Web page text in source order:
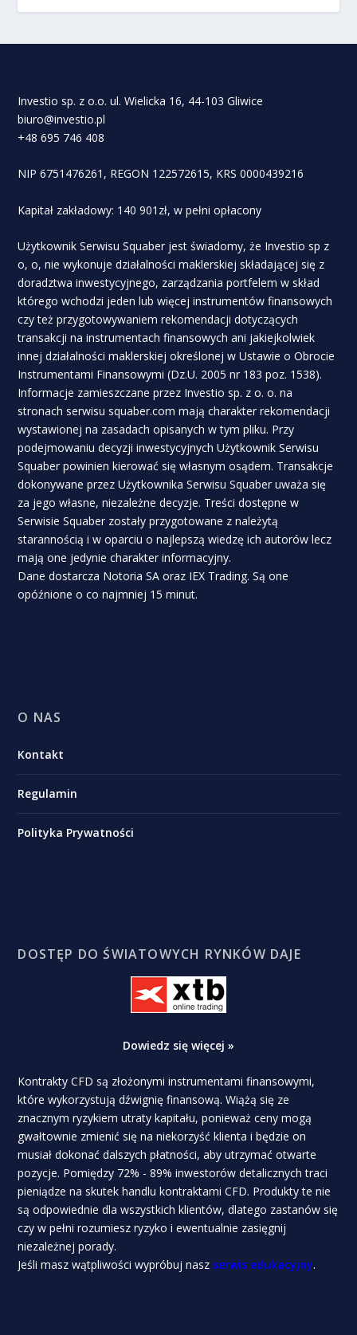
Investio sp. z o.o. ul. Wielicka 16, 44-103 Gliwice
biuro@investio.pl
+48 695 746 408
NIP 6751476261, REGON 122572615, KRS 0000439216
Kapitał zakładowy: 140 901zł, w pełni opłacony
Użytkownik Serwisu Squaber jest świadomy, że Investio sp z
o, o, nie wykonuje działalności maklerskiej składającej się z
doradztwa inwestycyjnego, zarządzania portfelem w skład
którego wchodzi jeden lub więcej instrumentów finansowych
czy też przygotowywaniem rekomendacji dotyczących
transakcji na instrumentach finansowych ani jakiejkolwiek
innej działalności maklerskiej określonej w Ustawie o Obrocie
Instrumentami Finansowymi (Dz.U. 2005 nr 183 poz. 1538).
Informacje zamieszczane przez Investio sp. z o. o. na
stronach serwisu squaber.com mają charakter rekomendacji
wystawionej na zasadach opisanych w tym pliku. Przy
podejmowaniu decyzji inwestycyjnych Użytkownik Serwisu
Squaber powinien kierować się własnym osądem. Transakcje
dokonywane przez Użytkownika Serwisu Squaber uważa się
za jego własne, niezależne decyzje. Treści dostępne w
Serwisie Squaber zostały przygotowane z należytą
starannością i w oparciu o najlepszą wiedzę ich autorów lecz
mają one jedynie charakter informacyjny.
Dane dostarcza Notoria SA oraz IEX Trading. Są one
opóźnione o co najmniej 15 minut.
O NAS
Kontakt
Regulamin
Polityka Prywatności
DOSTĘP DO ŚWIATOWYCH RYNKÓW DAJE
Dowiedz się więcej »
Kontrakty CFD są złożonymi instrumentami finansowymi,
które wykorzystują dźwignię finansową. Wiążą się ze
znacznym ryzykiem utraty kapitału, ponieważ ceny mogą
gwałtownie zmienić się na niekorzyść klienta i będzie on
musiał dokonać dalszych płatności, aby utrzymać otwarte
pozycje. Pomiędzy 72% - 89% inwestorów detalicznych traci
pieniądze na skutek handlu kontraktami CFD. Produkty te nie
są odpowiednie dla wszystkich klientów, dlatego zastanów się
czy w pełni rozumiesz ryzyko i ewentualnie zasięgnij
niezależnej porady.
Jeśli masz wątpliwości wypróbuj nasz serwis edukacyjny.